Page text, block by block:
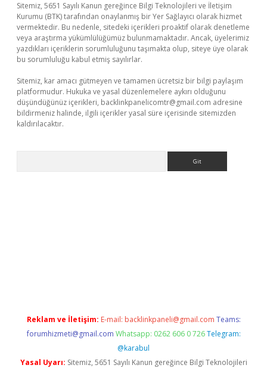
Sitemiz, 5651 Sayılı Kanun gereğince Bilgi Teknolojileri ve İletişim
Kurumu (BTK) tarafından onaylanmış bir Yer Sağlayıcı olarak hizmet
vermektedir. Bu nedenle, sitedeki içerikleri proaktif olarak denetleme
veya araştırma yükümlülüğümüz bulunmamaktadır. Ancak, üyelerimiz
yazdıkları içeriklerin sorumluluğunu taşımakta olup, siteye üye olarak
bu sorumluluğu kabul etmiş sayılırlar.
Sitemiz, kar amacı gütmeyen ve tamamen ücretsiz bir bilgi paylaşım
platformudur. Hukuka ve yasal düzenlemelere aykırı olduğunu
düşündüğünüz içerikleri, backlinkpanelicomtr@gmail.com adresine
bildirmeniz halinde, ilgili içerikler yasal süre içerisinde sitemizden
kaldırılacaktır.
Reklam ve İletişim: E-mail: backlinkpaneli@gmail.com Teams:
forumhizmeti@gmail.com Whatsapp: 0262 606 0 726 Telegram:
@karabul
Yasal Uyarı: Sitemiz, 5651 Sayılı Kanun gereğince Bilgi Teknolojileri